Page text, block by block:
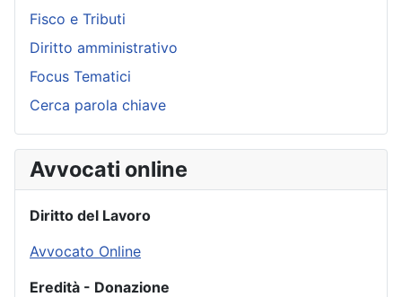
Fisco e Tributi
Diritto amministrativo
Focus Tematici
Cerca parola chiave
Avvocati online
Diritto del Lavoro
Avvocato Online
Eredità - Donazione